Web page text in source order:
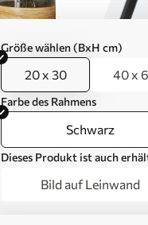
Größe wählen (BxH cm)
20 x 30 40 x
Farbe des Rahmens
Schwarz
Dieses Produkt ist auch
Bild auf Leinwand